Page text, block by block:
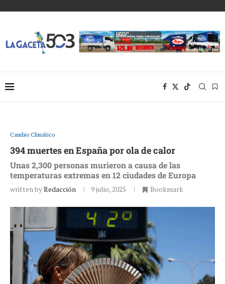
Cambio Climático
394 muertes en España por ola de calor
Unas 2,300 personas murieron a causa de las
temperaturas extremas en 12 ciudades de Europa
written byRedacción 9 julio, 2025 Bookmark